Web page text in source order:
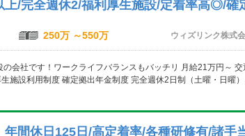
上/完全週休2/福利厚生施設/定着率高◎/確
250万 ～550万 ウィズリンク株式
の会社です！ワークライフバランスもバッチリ 月給21万円～
施設利用制度 確定拠出年金制度 完全週休2日制（土曜・日曜
年間休日125日/高定着率/各種研修有/諸手